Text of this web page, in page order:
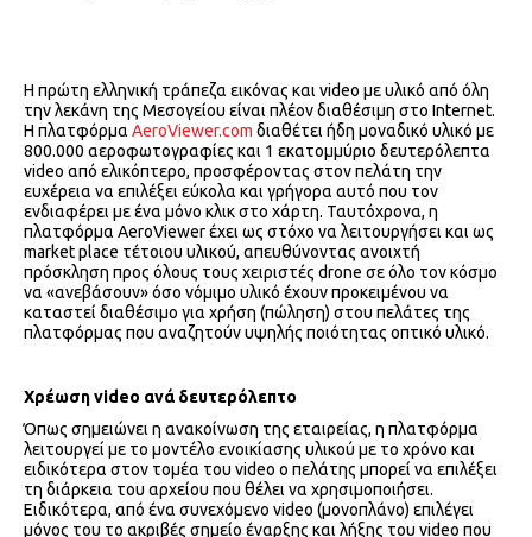
Η πρώτη ελληνική τράπεζα εικόνας και video με υλικό από όλη
την λεκάνη της Μεσογείου είναι πλέον διαθέσιμη στο Internet.
Η πλατφόρμα AeroViewer.com διαθέτει ήδη μοναδικό υλικό με
800.000 αεροφωτογραφίες και 1 εκατομμύριο δευτερόλεπτα
video από ελικόπτερο, προσφέροντας στον πελάτη την
ευχέρεια να επιλέξει εύκολα και γρήγορα αυτό που τον
ενδιαφέρει με ένα μόνο κλικ στο χάρτη. Ταυτόχρονα, η
πλατφόρμα AeroViewer έχει ως στόχο να λειτουργήσει και ως
market place τέτοιου υλικού, απευθύνοντας ανοιχτή
πρόσκληση προς όλους τους χειριστές drone σε όλο τον κόσμο
να «ανεβάσουν» όσο νόμιμο υλικό έχουν προκειμένου να
καταστεί διαθέσιμο για χρήση (πώληση) στου πελάτες της
πλατφόρμας που αναζητούν υψηλής ποιότητας οπτικό υλικό.
Χρέωση video ανά δευτερόλεπτο
Όπως σημειώνει η ανακοίνωση της εταιρείας, η πλατφόρμα
λειτουργεί με το μοντέλο ενοικίασης υλικού με το χρόνο και
ειδικότερα στον τομέα του video o πελάτης μπορεί να επιλέξει
τη διάρκεια του αρχείου που θέλει να χρησιμοποιήσει.
Ειδικότερα, από ένα συνεχόμενο video (μονοπλάνο) επιλέγει
μόνος του το ακριβές σημείο έναρξης και λήξης του video που